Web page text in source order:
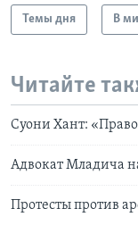
Темы дня В
Читайте
Суони Хант:
Адвокат Младича
Протесты против